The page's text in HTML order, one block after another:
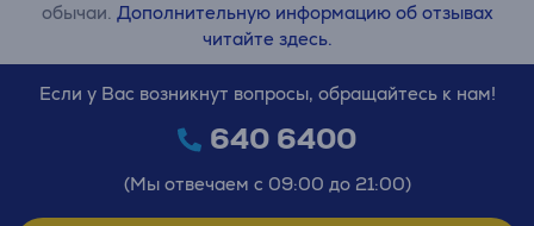
обычаи. Дополнительную информацию об отзывах
читайте здесь.
Если у Вас возникнут вопросы, обращайтесь к нам!
640 6400
(Мы отвечаем с 09:00 до 21:00)